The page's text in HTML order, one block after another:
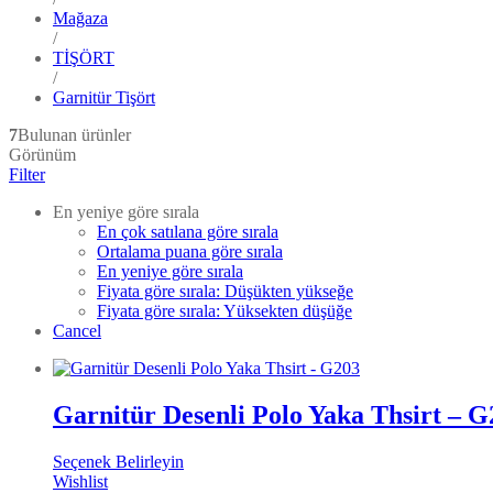
Mağaza
/
TİŞÖRT
/
Garnitür Tişört
7Bulunan ürünler
Görünüm
Filter
En yeniye göre sırala
En çok satılana göre sırala
Ortalama puana göre sırala
En yeniye göre sırala
Fiyata göre sırala: Düşükten yükseğe
Fiyata göre sırala: Yüksekten düşüğe
Cancel
Garnitür Desenli Polo Yaka Thsirt –
Seçenek Belirleyin
Wishlist